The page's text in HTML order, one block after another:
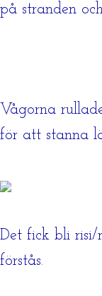
på stranden
Vågorna
för att stanna
Det fick bli risi/
förstås.